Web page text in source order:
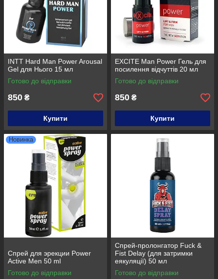
INTT Hard Man Power Arousal
Gel для Нього 15 мл
Готово до відправки
850 ₴
Купити
EXCITE Man Power Гель для
посилення відчуттів 20 мл
Готово до відправки
850 ₴
Купити
Новинка
Спрей для эрекции Power
Active Men 50 ml
Готово до відправки
Спрей-пролонгатор Fuck &
Fist Delay (для затримки
еякуляції) 50 мл
Готово до відправки